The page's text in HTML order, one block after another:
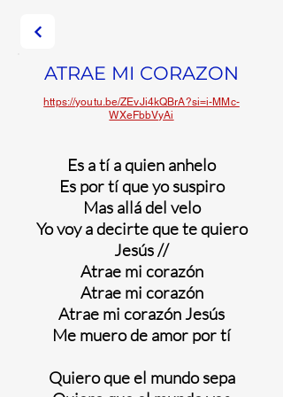
ATRAE MI CORAZON
https://youtu.be/ZEvJi4kQBrA?si=i-MMc-
WXeFbbVyAi
Es a tí a quien anhelo
Es por tí que yo suspiro
Mas allá del velo
Yo voy a decirte que te quiero
Jesús //
Atrae mi corazón
Atrae mi corazón
Atrae mi corazón Jesús
Me muero de amor por tí
Quiero que el mundo sepa